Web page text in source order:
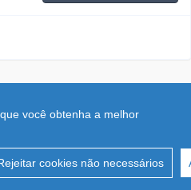
você obtenha a melhor
cookies não necessários